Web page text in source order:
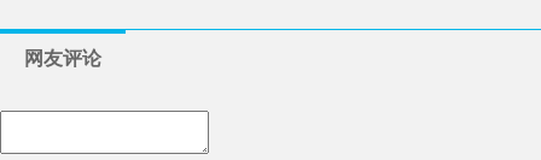
网友评论